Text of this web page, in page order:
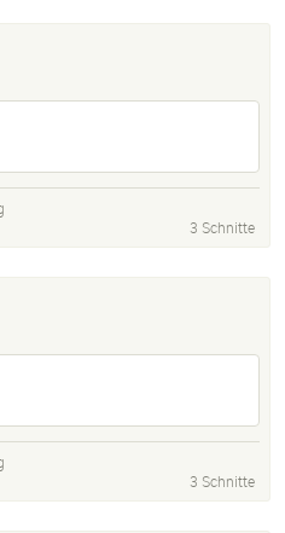
3 Schnitte
3 Schnitte